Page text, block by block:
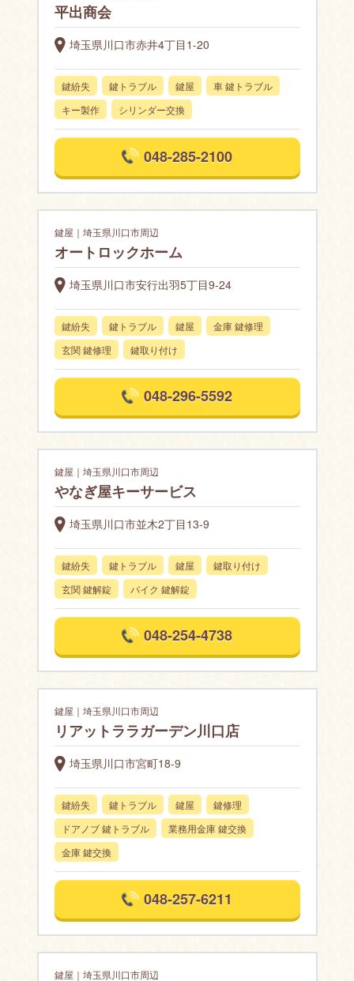
平出商会
埼玉県川口市赤井4丁目1-20
鍵紛失 鍵トラブル 鍵屋
車 鍵トラブル
キー製作
シリンダー交換
048-285-2100
鍵屋｜埼玉県川口市周辺
オートロックホーム
埼玉県川口市安行出羽5丁目9-24
鍵紛失 鍵トラブル 鍵屋
金庫 鍵修理
玄関 鍵修理
鍵取り付け
048-296-5592
鍵屋｜埼玉県川口市周辺
やなぎ屋キーサービス
埼玉県川口市並木2丁目13-9
鍵紛失 鍵トラブル 鍵屋
鍵取り付け
玄関 鍵解錠
バイク 鍵解錠
048-254-4738
鍵屋｜埼玉県川口市周辺
リアットララガーデン川口店
埼玉県川口市宮町18-9
鍵紛失 鍵トラブル 鍵屋
鍵修理
ドアノブ 鍵トラブル
業務用金庫 鍵交換
金庫 鍵交換
048-257-6211
鍵屋｜埼玉県川口市周辺